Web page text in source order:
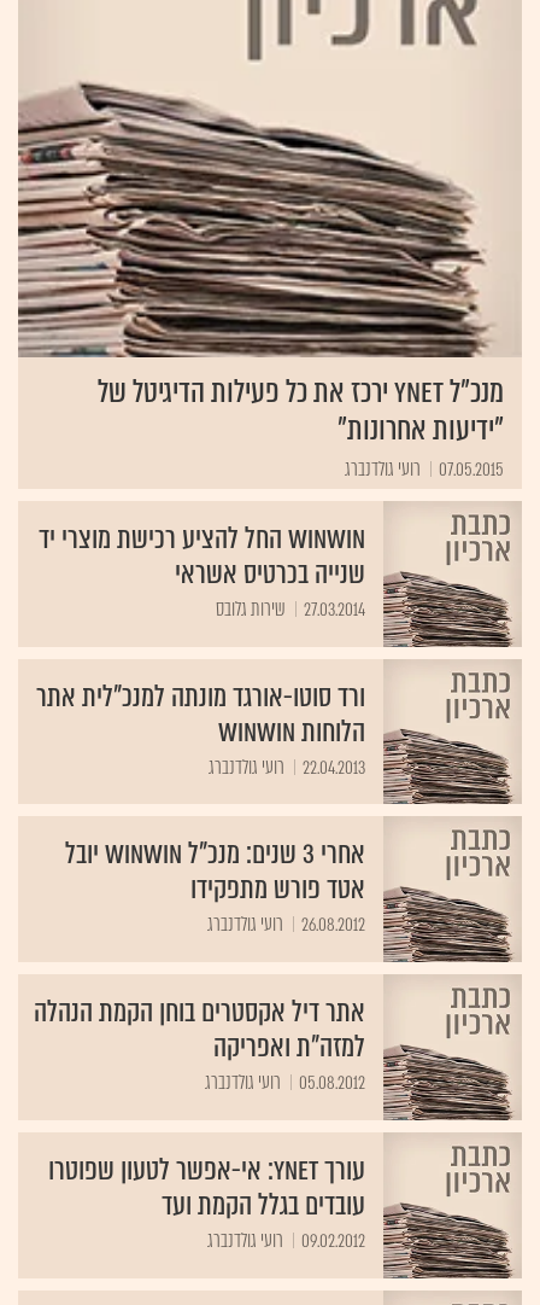
מנכ"ל ynet ירכז את כל פעילות הדיגיטל של
"ידיעות אחרונות"
07.05.2015 רועי גולדנברג
WinWin החל להציע רכישת מוצרי יד
שנייה בכרטיס אשראי
27.03.2014 שירות גלובס
ורד סוטו-אורגד מונתה למנכ"לית אתר
הלוחות winwin
22.04.2013 רועי גולדנברג
אחרי 3 שנים: מנכ"ל winwin יובל
אטד פורש מתפקידו
26.08.2012 רועי גולדנברג
אתר דיל אקסטרים בוחן הקמת הנהלה
למזה"ת ואפריקה
05.08.2012 רועי גולדנברג
עורך ynet: אי-אפשר לטעון שפוטרו
עובדים בגלל הקמת ועד
09.02.2012 רועי גולדנברג